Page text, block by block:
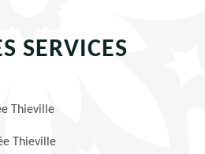
SERVICES
Thieville
Thieville